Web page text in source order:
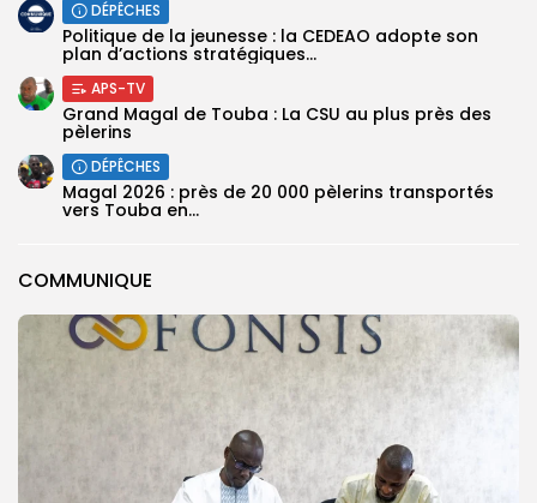
COMMUNIQUE
DÉPÊCHES
Politique de la jeunesse : la CEDEAO adopte son
plan d’actions stratégiques...
APS-TV
Grand Magal de Touba : La CSU au plus près des
pèlerins
DÉPÊCHES
Magal 2026 : près de 20 000 pèlerins transportés
vers Touba en...